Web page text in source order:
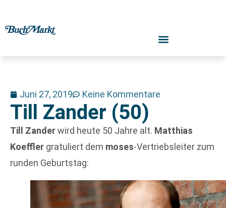
Juni 27, 2019 Keine Kommentare
Till Zander (50)
Till Zanderwird heute 50 Jahre alt. Matthias
Koeffler gratuliert dem moses-Vertriebsleiter zum
runden Geburtstag: